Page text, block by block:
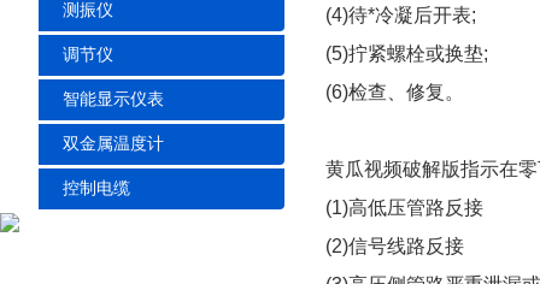
测振仪
调节仪
智能显示仪表
双金属温度计
控制电缆
(4)待*冷凝后开表;
(5)拧紧螺栓或换垫;
(6)检查、修复。
黄瓜视频破解版指示在
(1)高低压管路反接
(2)信号线路反接